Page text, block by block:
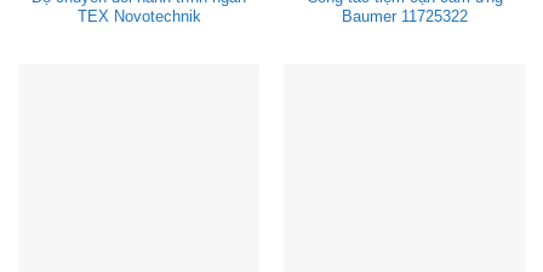
TEX Novotechnik
Baumer 11725322